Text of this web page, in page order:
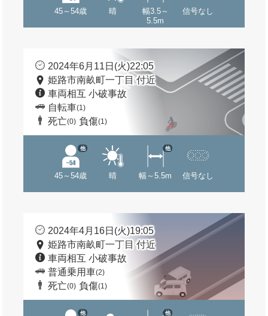
45～54歳 晴
幅3.5～
5.5m
信号なし
2024年6月11日(火)22:05
姫路市南畝町一丁目 付近
車両相互 小破事故
自転車(1)
死亡(0) 負傷(1)
45～54歳
他
晴 幅～5.5m
他
信号なし
2024年4月16日(火)19:05
姫路市南畝町一丁目 付近
車両相互 小破事故
普通乗用車(2)
死亡(0) 負傷(1)
他 他